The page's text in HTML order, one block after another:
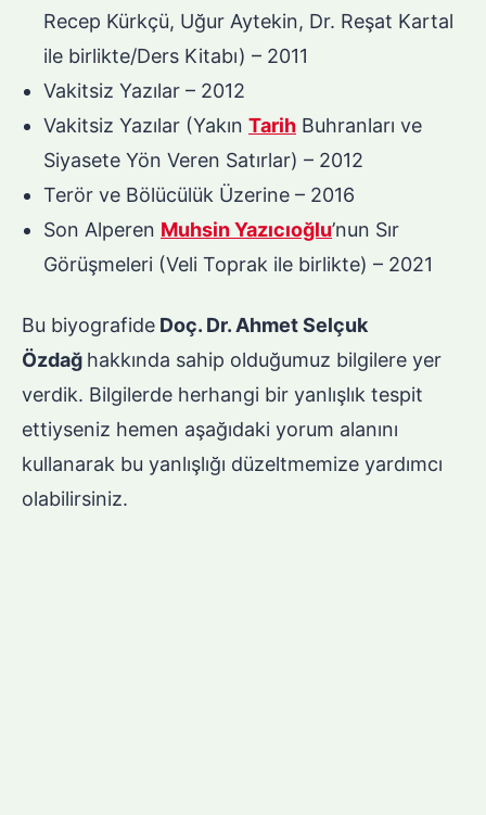
Recep Kürkçü, Uğur Aytekin, Dr. Reşat Kartal
ile birlikte/Ders Kitabı) – 2011
Vakitsiz Yazılar – 2012
Vakitsiz Yazılar (Yakın Tarih Buhranları ve
Siyasete Yön Veren Satırlar) – 2012
Terör ve Bölücülük Üzerine – 2016
Son Alperen Muhsin Yazıcıoğlu’nun Sır
Görüşmeleri (Veli Toprak ile birlikte) – 2021
Bu biyografide Doç. Dr. Ahmet Selçuk
Özdağ hakkında sahip olduğumuz bilgilere yer
verdik. Bilgilerde herhangi bir yanlışlık tespit
ettiyseniz hemen aşağıdaki yorum alanını
kullanarak bu yanlışlığı düzeltmemize yardımcı
olabilirsiniz.